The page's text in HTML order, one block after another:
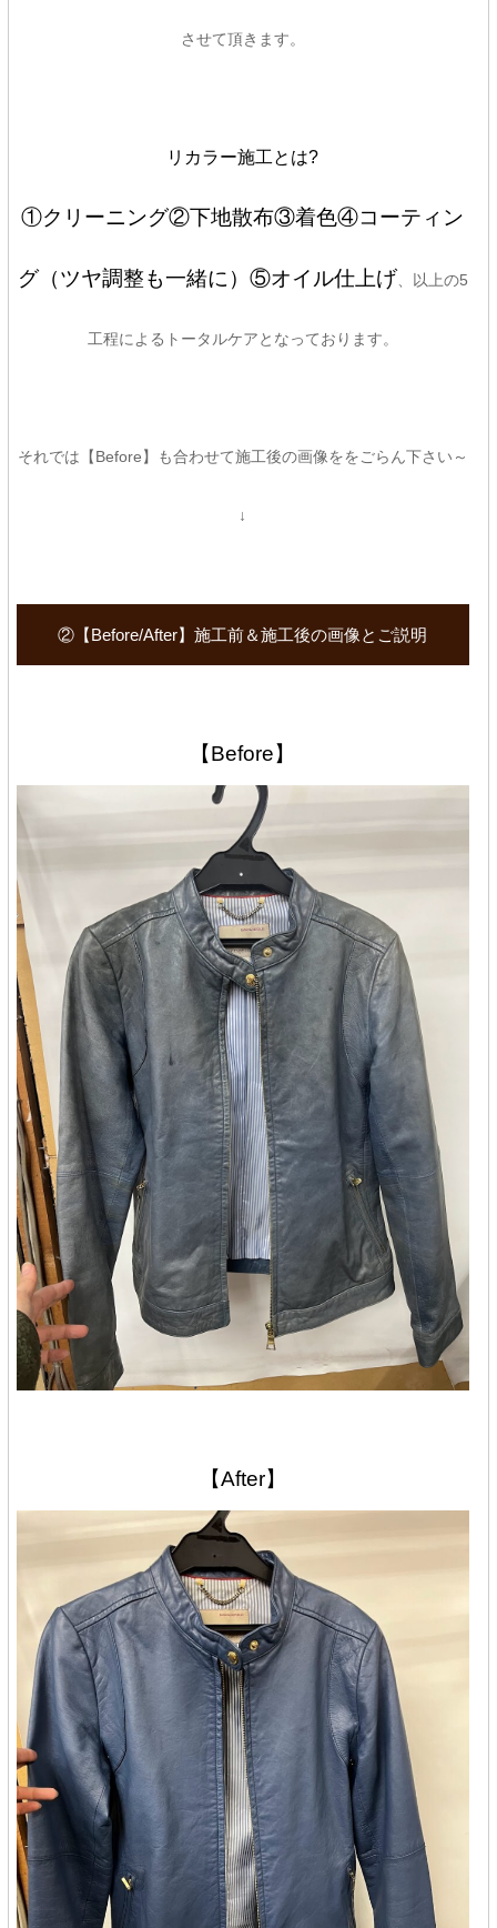
させて頂きます。
リカラー施工とは?
①クリーニング②下地散布③着色④コーティン
グ（ツヤ調整も一緒に）⑤オイル仕上げ 、以上の5
工程によるトータルケアとなっております。
それでは【Before】も合わせて施工後の画像ををごらん下さい～
↓
②【Before/After】施工前＆施工後の画像とご説明
【Before】
【After】